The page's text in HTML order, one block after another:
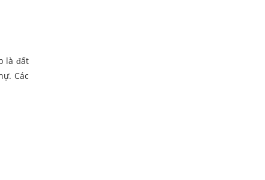
là đất
Các